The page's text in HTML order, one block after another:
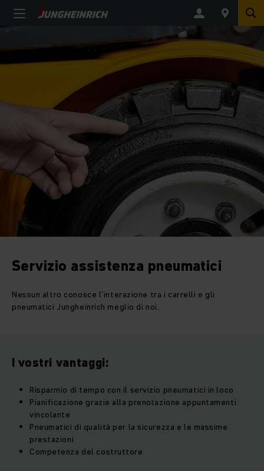
Servizio assistenza pneumatici
Nessun altro conosce l'interazione tra i carrelli e gli
pneumatici Jungheinrich meglio di noi.
I vostri vantaggi:
Risparmio di tempo con il servizio pneumatici in loco
Pianificazione grazie alla prenotazione appuntamenti
vincolante
Pneumatici di qualità per la sicurezza e le massime
prestazioni
Competenza del costruttore